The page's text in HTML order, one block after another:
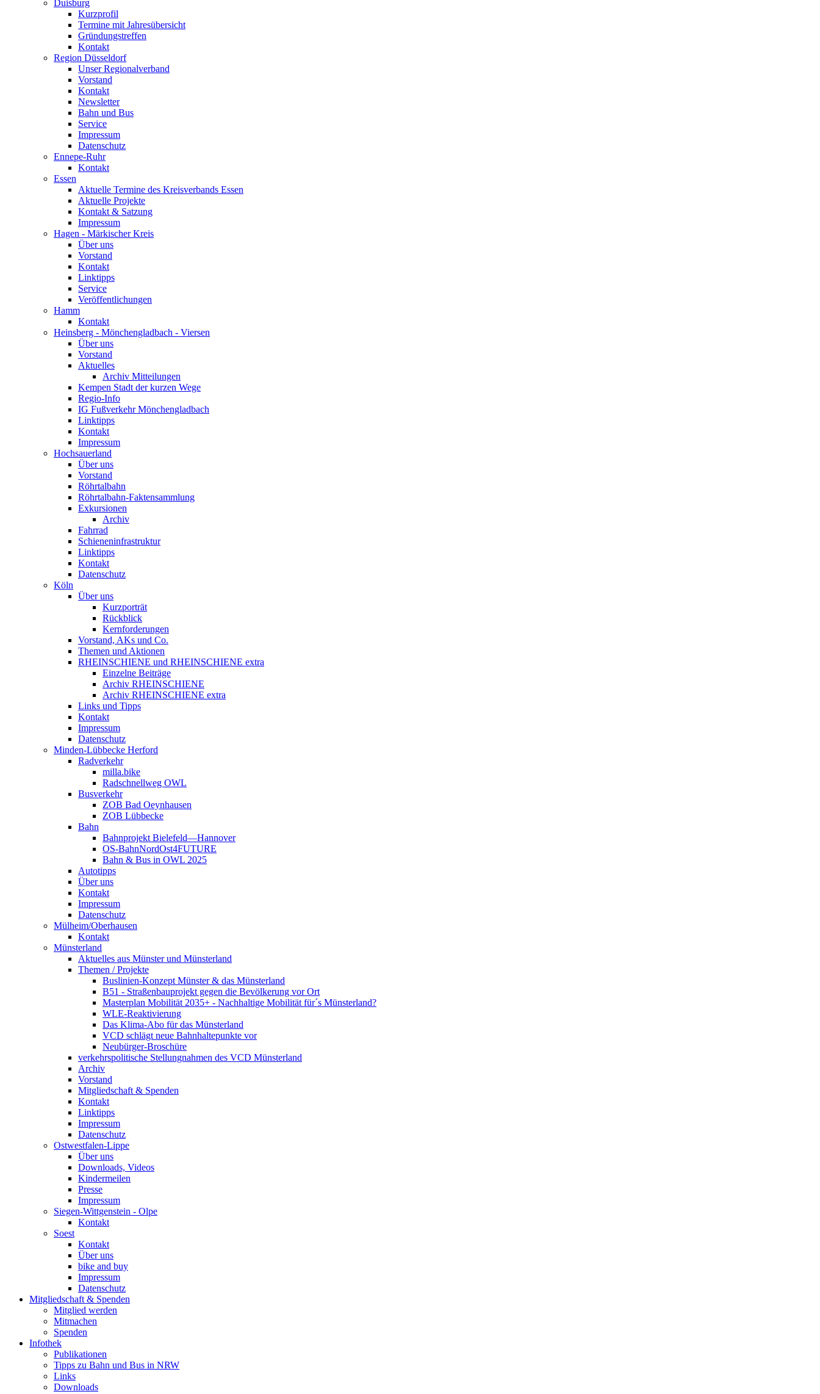
Duisburg
Kurzprofil
Termine mit Jahresübersicht
Gründungstreffen
Kontakt
Region Düsseldorf
Unser Regionalverband
Vorstand
Kontakt
Newsletter
Bahn und Bus
Service
Impressum
Datenschutz
Ennepe-Ruhr
Kontakt
Essen
Aktuelle Termine des Kreisverbands Essen
Aktuelle Projekte
Kontakt & Satzung
Impressum
Hagen - Märkischer Kreis
Über uns
Vorstand
Kontakt
Linktipps
Service
Veröffentlichungen
Hamm
Kontakt
Heinsberg - Mönchengladbach - Viersen
Über uns
Vorstand
Aktuelles
Archiv Mitteilungen
Kempen Stadt der kurzen Wege
Regio-Info
IG Fußverkehr Mönchengladbach
Linktipps
Kontakt
Impressum
Hochsauerland
Über uns
Vorstand
Röhrtalbahn
Röhrtalbahn-Faktensammlung
Exkursionen
Archiv
Fahrrad
Schieneninfrastruktur
Linktipps
Kontakt
Datenschutz
Köln
Über uns
Kurzporträt
Rückblick
Kernforderungen
Vorstand, AKs und Co.
Themen und Aktionen
RHEINSCHIENE und RHEINSCHIENE extra
Einzelne Beiträge
Archiv RHEINSCHIENE
Archiv RHEINSCHIENE extra
Links und Tipps
Kontakt
Impressum
Datenschutz
Minden-Lübbecke Herford
Radverkehr
milla.bike
Radschnellweg OWL
Busverkehr
ZOB Bad Oeynhausen
ZOB Lübbecke
Bahn
Bahnprojekt Bielefeld—Hannover
OS-BahnNordOst4FUTURE
Bahn & Bus in OWL 2025
Autotipps
Über uns
Kontakt
Impressum
Datenschutz
Mülheim/Oberhausen
Kontakt
Münsterland
Aktuelles aus Münster und Münsterland
Themen / Projekte
Buslinien-Konzept Münster & das Münsterland
B51 - Straßenbauprojekt gegen die Bevölkerung vor Ort
Masterplan Mobilität 2035+ - Nachhaltige Mobilität für´s Münsterland?
WLE-Reaktivierung
Das Klima-Abo für das Münsterland
VCD schlägt neue Bahnhaltepunkte vor
Neubürger-Broschüre
verkehrspolitische Stellungnahmen des VCD Münsterland
Archiv
Vorstand
Mitgliedschaft & Spenden
Kontakt
Linktipps
Impressum
Datenschutz
Ostwestfalen-Lippe
Über uns
Downloads, Videos
Kindermeilen
Presse
Impressum
Siegen-Wittgenstein - Olpe
Kontakt
Soest
Kontakt
Über uns
bike and buy
Impressum
Datenschutz
Mitgliedschaft & Spenden
Mitglied werden
Mitmachen
Spenden
Infothek
Publikationen
Tipps zu Bahn und Bus in NRW
Links
Downloads